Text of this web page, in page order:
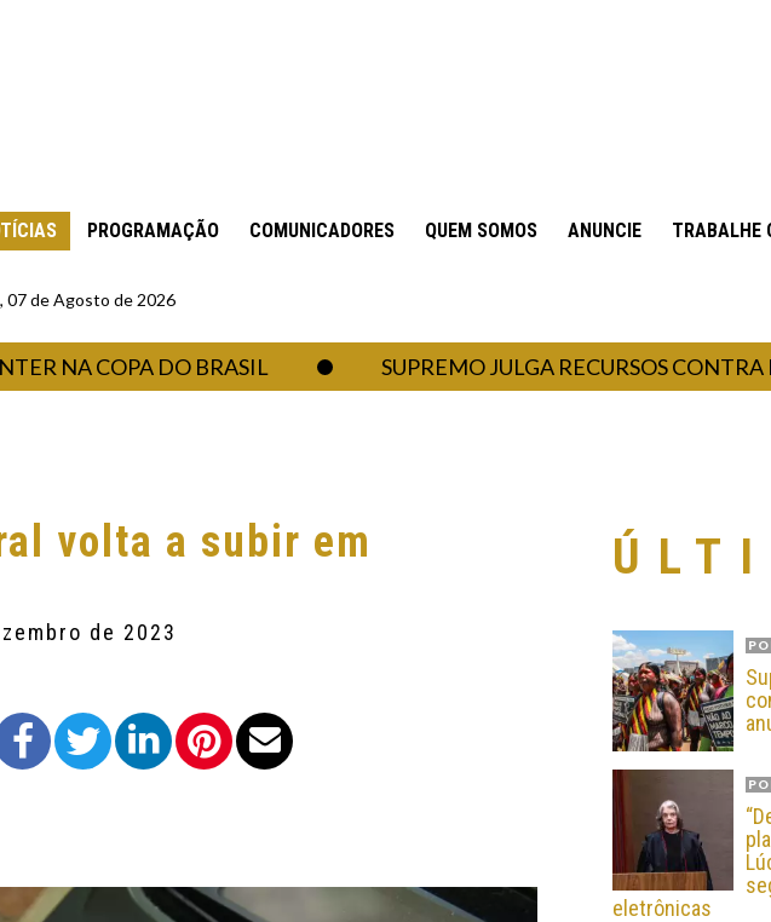
PROGRAMAÇÃO COMUNICADORES QUEM SOMOS ANUNCIE TRABALHE
07 de Agosto de 2026
COPA DO BRASIL SUPREMO JULGA RECURSOS CONTRA
volta a subir em
de 2023
eletrônicas